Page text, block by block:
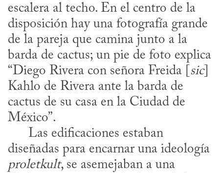
escalera al techo. En el centro de la
disposición hay una fotografía grande
de la pareja que camina junto a la
barda de cactus; un pie de foto explica
“Diego Rivera con señora Freida [ sic]
Kahlo de Rivera ante la barda de
cactus de su casa en la Ciudad de
México”.
proletkult, se asemejaban a una